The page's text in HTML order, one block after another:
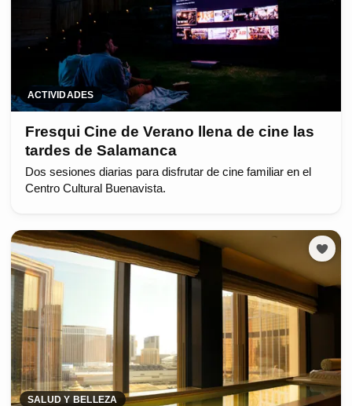
ACTIVIDADES
Fresqui Cine de Verano llena de cine las
tardes de Salamanca
Dos sesiones diarias para disfrutar de cine familiar en el
Centro Cultural Buenavista.
SALUD Y BELLEZA